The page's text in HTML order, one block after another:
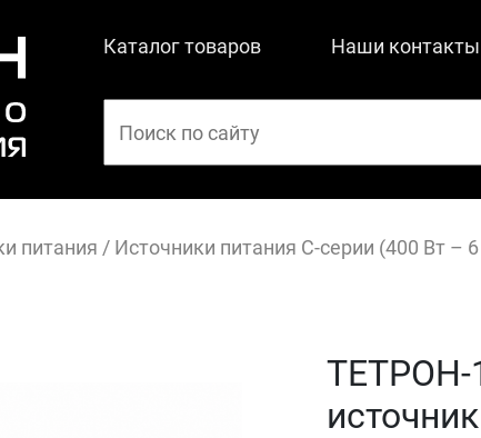
Каталог товаров Наши контакты
питания / Источники питания С-серии (400 Вт –
ТЕТРОН-